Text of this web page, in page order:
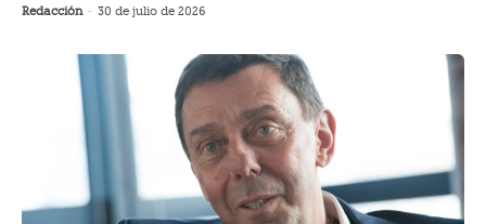
Redacción - 30 de julio de 2026